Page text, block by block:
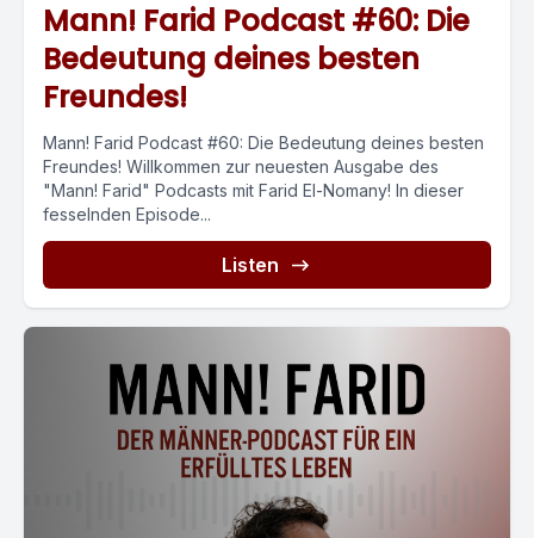
Mann! Farid Podcast #60: Die
Bedeutung deines besten
Freundes!
Mann! Farid Podcast #60: Die Bedeutung deines besten
Freundes! Willkommen zur neuesten Ausgabe des
"Mann! Farid" Podcasts mit Farid El-Nomany! In dieser
fesselnden Episode...
Listen